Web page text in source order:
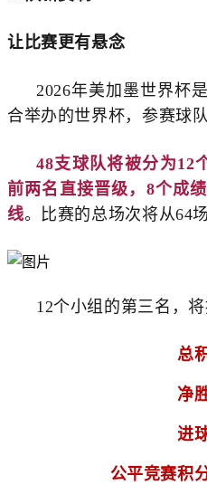
让比赛更有悬念
2026年美加墨世界杯
合举办的世界杯，参赛球
48支球队将被分为12
前两名直接晋级，8个成
线。 比赛的总场次将从64
12个小组的第三名，
总
净
进
公平竞赛积